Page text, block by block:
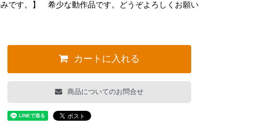
です。】 希少な動作品です。どうぞよろしくお願い
カートに入れる
商品についてのお問合せ